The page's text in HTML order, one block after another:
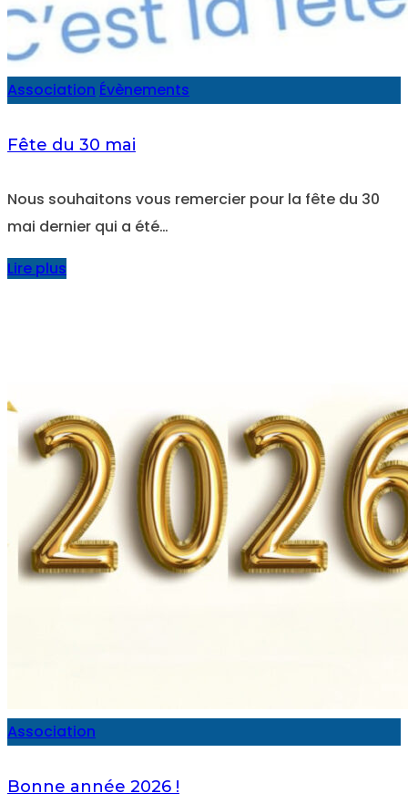
Association Évènements
Fête du 30 mai
Nous souhaitons vous remercier pour la fête du 30
mai dernier qui a été…
Lire plus
Association
Bonne année 2026 !